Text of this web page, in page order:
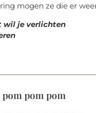
mogen ze die er
wil je verlichten
pom pom